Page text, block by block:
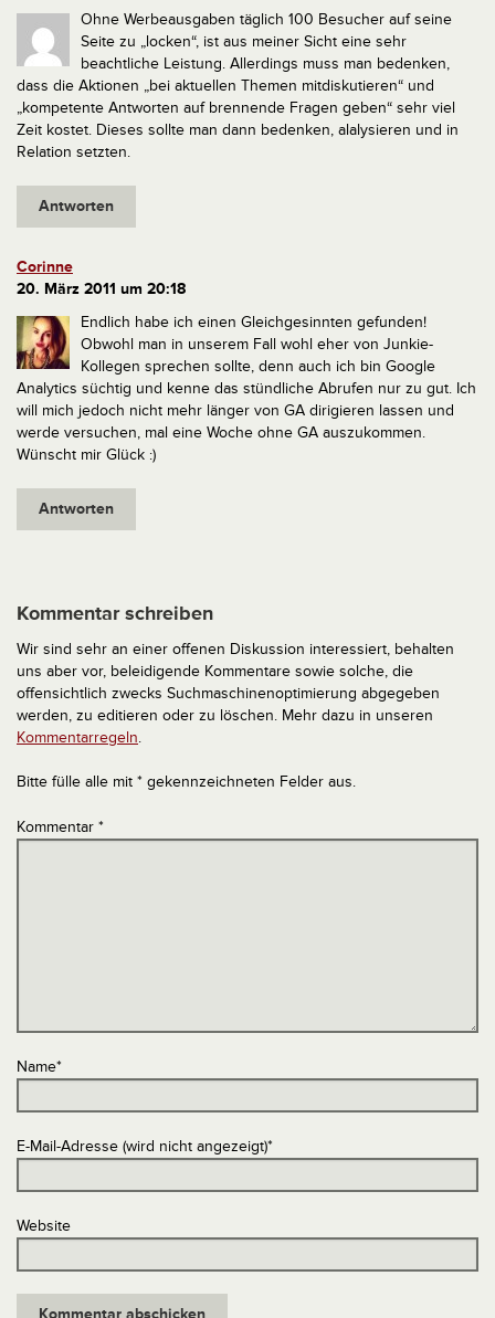
Ohne Werbeausgaben täglich 100 Besucher auf seine
Seite zu „locken“, ist aus meiner Sicht eine sehr
beachtliche Leistung. Allerdings muss man bedenken,
dass die Aktionen „bei aktuellen Themen mitdiskutieren“ und
„kompetente Antworten auf brennende Fragen geben“ sehr viel
Zeit kostet. Dieses sollte man dann bedenken, alalysieren und in
Relation setzten.
Antworten
Corinne
20. März 2011 um 20:18
Endlich habe ich einen Gleichgesinnten gefunden!
Obwohl man in unserem Fall wohl eher von Junkie-
Kollegen sprechen sollte, denn auch ich bin Google
Analytics süchtig und kenne das stündliche Abrufen nur zu gut. Ich
will mich jedoch nicht mehr länger von GA dirigieren lassen und
werde versuchen, mal eine Woche ohne GA auszukommen.
Wünscht mir Glück :)
Antworten
Kommentar schreiben
Wir sind sehr an einer offenen Diskussion interessiert, behalten
uns aber vor, beleidigende Kommentare sowie solche, die
offensichtlich zwecks Suchmaschinenoptimierung abgegeben
werden, zu editieren oder zu löschen. Mehr dazu in unseren
Kommentarregeln.
Bitte fülle alle mit * gekennzeichneten Felder aus.
Kommentar *
Name*
E-Mail-Adresse (wird nicht angezeigt)*
Website